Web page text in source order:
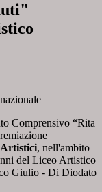
Comprensivo “Rita
Artistici, nell'ambito
del Liceo Artistico
Giulio - Di Diodato